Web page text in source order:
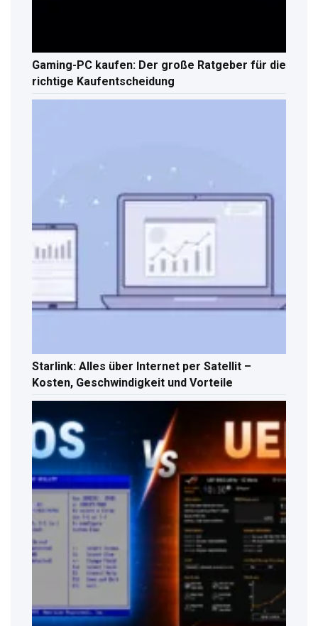
Gaming-PC kaufen: Der große Ratgeber für die
richtige Kaufentscheidung
Starlink: Alles über Internet per Satellit –
Kosten, Geschwindigkeit und Vorteile